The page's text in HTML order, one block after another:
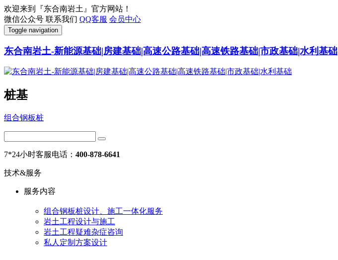
欢迎来到『东合南岩土』官方网站！
微信公众号 联系我们 QQ客服 会员中心
Toggle navigation
东合南岩土-新能源基础|房建基础|高速公路基础|高速铁路基础|市政基础|水利基础
桩基
组合钢板桩
7*24小时客服电话： 400-878-6641
技术&服务
服务内容
组合钢板桩设计、施工一体化服务
岩土工程设计与施工
岩土工程疑难杂症咨询
私人定制方案设计